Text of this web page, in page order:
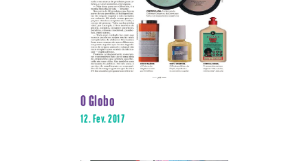
O Globo
12. Fev. 2017